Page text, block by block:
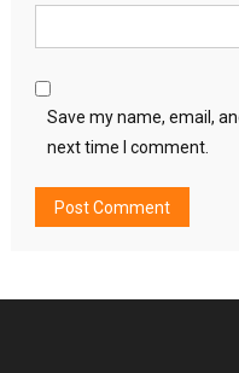
Save my name, email,
next time I comment.